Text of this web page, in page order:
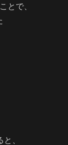
とで、
、